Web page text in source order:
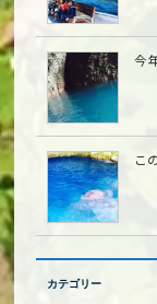
今
こ
カテゴリー